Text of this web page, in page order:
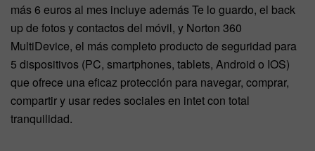
más 6 euros al mes incluye además Te lo guardo, el back
up de fotos y contactos del móvil, y Norton 360
MultiDevice, el más completo producto de seguridad para
5 dispositivos (PC, smartphones, tablets, Android o IOS)
que ofrece una eficaz protección para navegar, comprar,
compartir y usar redes sociales en intet con total
tranquilidad.